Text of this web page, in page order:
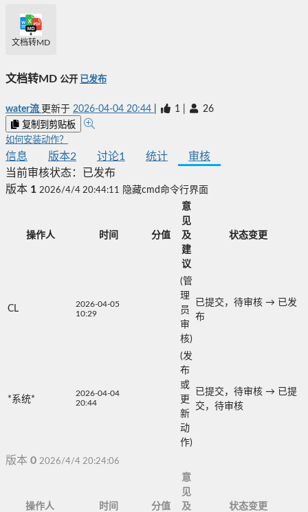
文档转MD
文档转MD 公开 已发布
water流 更新于 2026-04-04 20:44 1 26
复制到剪贴板
如何安装动作？
信息 版本2 讨论1 统计
审核
当前审核状态：
已发布
版本 1 2026/4/4 20:44:11 隐藏cmd命令行界面
操作人 时间 分值
意
见
及
建
议
状态变更
CL
2026-04-05
10:29
(管
理
员
审
核)
已提交，待审核 → 已发
布
*系统*
2026-04-04
20:44
(发
布
或
更
新
动
作)
已提交，待审核 → 已提
交，待审核
版本 0 2026/4/4 20:24:06
操作人 时间 分值
意
见
及
状态变更